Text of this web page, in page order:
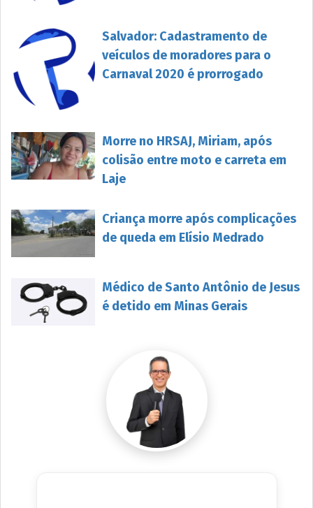
Salvador: Cadastramento de
veículos de moradores para o
Carnaval 2020 é prorrogado
Morre no HRSAJ, Miriam, após
colisão entre moto e carreta em
Laje
Criança morre após complicações
de queda em Elísio Medrado
Médico de Santo Antônio de Jesus
é detido em Minas Gerais